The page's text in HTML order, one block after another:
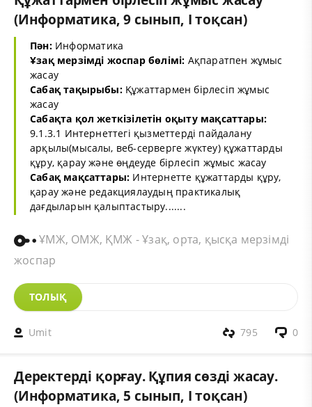
(Информатика, 9 сынып, I тоқсан)
Пән:Информатика
Ұзақ мерзімді жоспар бөлімі: Ақпаратпен жұмыс
жасау
Сабақ тақырыбы:Құжаттармен бірлесіп жұмыс
жасау
Сабақта қол жеткізілетін оқыту мақсаттары:
9.1.3.1 Интернеттегі қызметтерді пайдалану
арқылы(мысалы, веб-серверге жүктеу) құжаттарды
құру, қарау және өңдеуде бірлесіп жұмыс жасау
Сабақ мақсаттары: Интернетте құжаттарды құру,
қарау және редакциялаудың практикалық
дағдыларын қалыптастыру.......
ҰМЖ, ОМЖ, ҚМЖ - Ұзақ, орта, қысқа мерзімді
жоспар
ТОЛЫҚ
Umit 0
795
Деректерді қорғау. Құпия сөзді жасау.
(Информатика, 5 сынып, I тоқсан)